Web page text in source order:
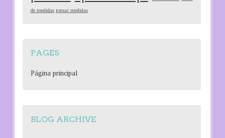
de medidas tomar medidas
PAGES
Página principal
BLOG ARCHIVE